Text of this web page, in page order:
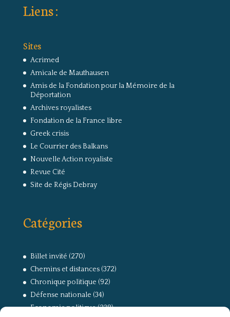
Liens :
Sites
Acrimed
Amicale de Mauthausen
Amis de la Fondation pour la Mémoire de la
Déportation
Archives royalistes
Fondation de la France libre
Greek crisis
Le Courrier des Balkans
Nouvelle Action royaliste
Revue Cité
Site de Régis Debray
Catégories
Billet invité (270)
Chemins et distances(372)
Chronique politique (92)
Défense nationale (34)
Economie politique(238)